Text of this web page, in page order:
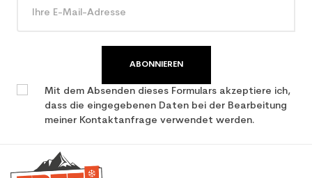
ABONNIEREN
Mit dem Absenden dieses Formulars akzeptiere ich,
dass die eingegebenen Daten bei der Bearbeitung
meiner Kontaktanfrage verwendet werden.